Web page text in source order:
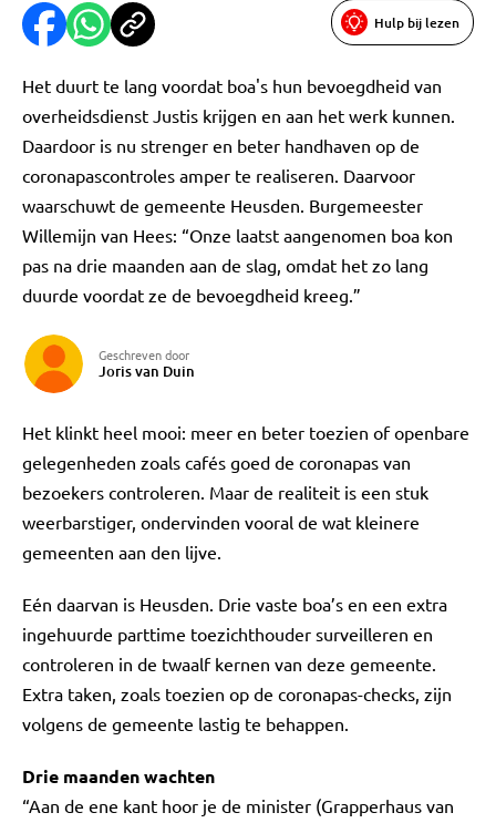
Hulp bij lezen
Het duurt te lang voordat boa's hun bevoegdheid van
overheidsdienst Justis krijgen en aan het werk kunnen.
Daardoor is nu strenger en beter handhaven op de
coronapascontroles amper te realiseren. Daarvoor
waarschuwt de gemeente Heusden. Burgemeester
Willemijn van Hees: “Onze laatst aangenomen boa kon
pas na drie maanden aan de slag, omdat het zo lang
duurde voordat ze de bevoegdheid kreeg.”
Geschreven door
Joris van Duin
Het klinkt heel mooi: meer en beter toezien of openbare
gelegenheden zoals cafés goed de coronapas van
bezoekers controleren. Maar de realiteit is een stuk
weerbarstiger, ondervinden vooral de wat kleinere
gemeenten aan den lijve.
Eén daarvan is Heusden. Drie vaste boa’s en een extra
ingehuurde parttime toezichthouder surveilleren en
controleren in de twaalf kernen van deze gemeente.
Extra taken, zoals toezien op de coronapas-checks, zijn
volgens de gemeente lastig te behappen.
Drie maanden wachten
“Aan de ene kant hoor je de minister (Grapperhaus van